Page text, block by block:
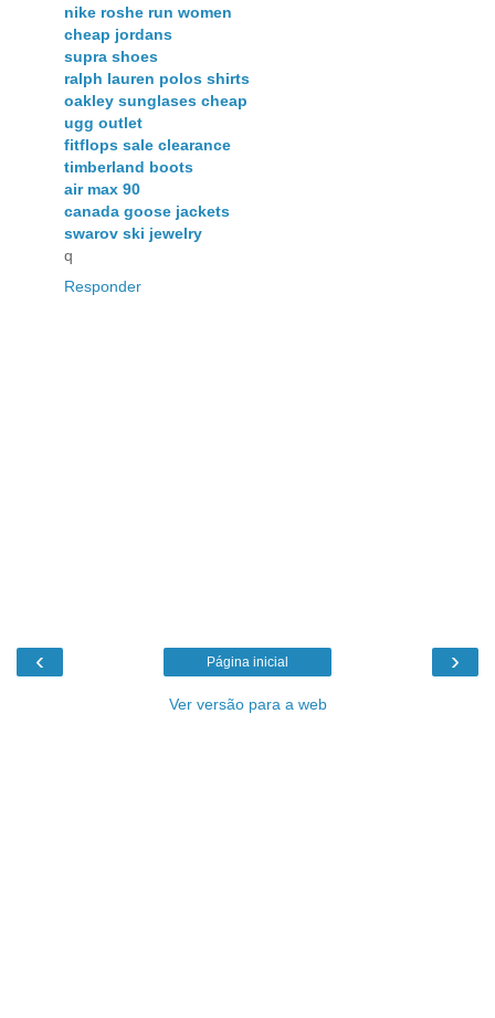
nike roshe run women
cheap jordans
supra shoes
ralph lauren polos shirts
oakley sunglases cheap
ugg outlet
fitflops sale clearance
timberland boots
air max 90
canada goose jackets
swarov ski jewelry
q
Responder
‹ ›
Página inicial
Ver versão para a web